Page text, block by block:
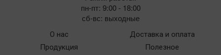
О нас
Продукция
Доставка и оплата
Полезное
пн-пт: 9:00 - 18:00
сб-вс: выходные